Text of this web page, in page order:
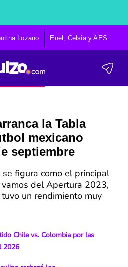
Lozano Enel, Celsia y AES
la Tabla
mexicano
septiembre
figura como el principal
del Apertura 2023,
un rendimiento muy
Chile vs. Colombia por las
2026